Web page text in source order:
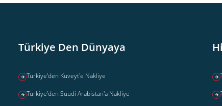
Türkiye Den Dünyaya
Türkiye'den Kuveyt'e Nakliye
Türkiye'den Suudi Arabistan'a Nakliye